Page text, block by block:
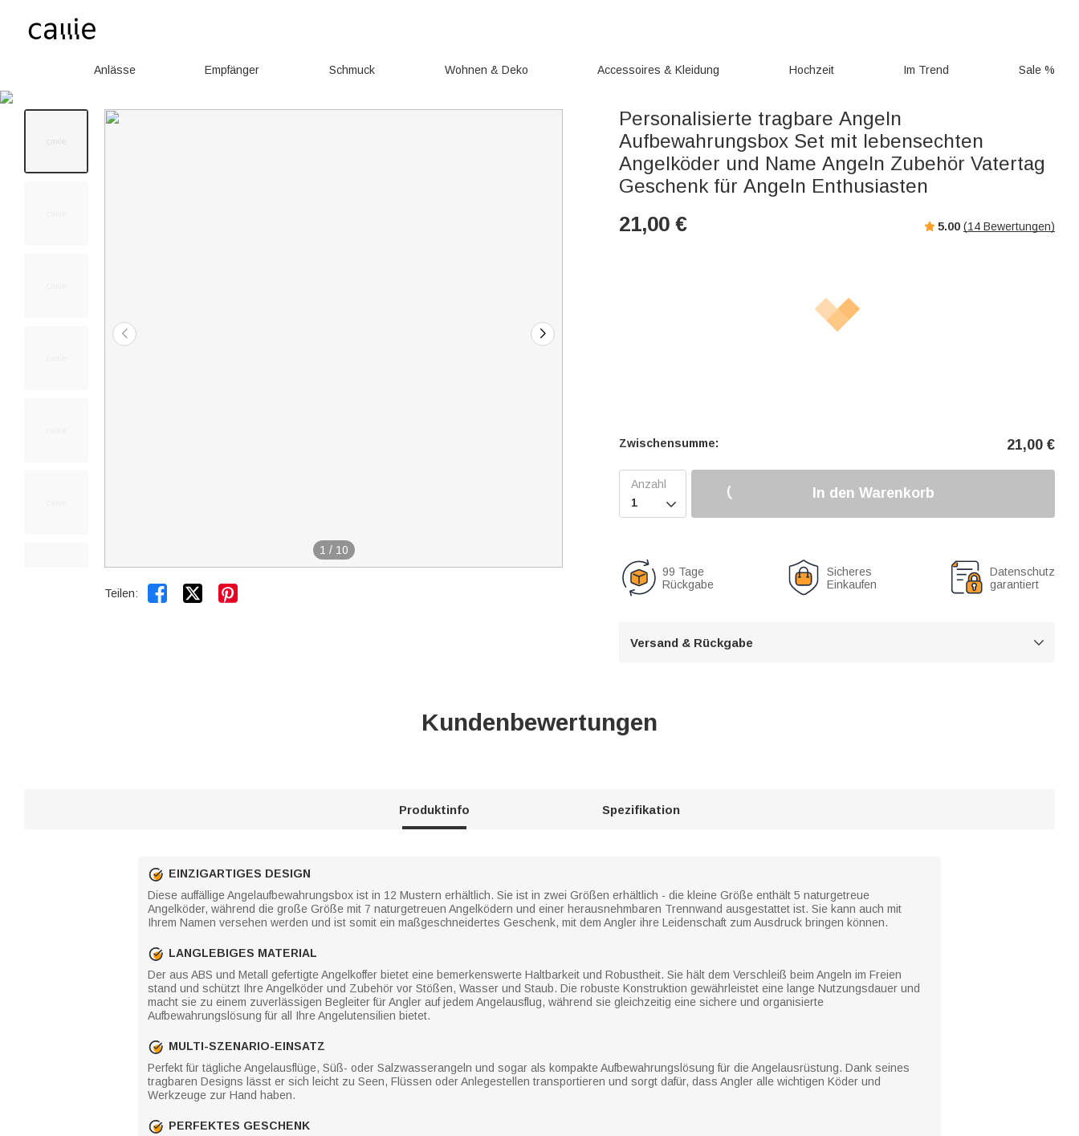
Anlässe Empfänger Schmuck Wohnen & Deko Accessoires & Kleidung Hochzeit Im Trend Sale %
1 / 10
Teilen:  
Personalisierte tragbare Angeln
Aufbewahrungsbox Set mit lebensechten
Angelköder und Name Angeln Zubehör Vatertag
Geschenk für Angeln Enthusiasten
21,00 € 5.00 (14 Bewertungen)
Zwischensumme: 21,00 €

In den Warenkorb
99 Tage
Rückgabe
Sicheres
Einkaufen
Datenschutz
garantiert
Versand & Rückgabe 
Kundenbewertungen
Produktinfo Spezifikation
EINZIGARTIGES DESIGN
Diese auffällige Angelaufbewahrungsbox ist in 12 Mustern erhältlich. Sie ist in zwei Größen erhältlich - die kleine Größe enthält 5 naturgetreue
Angelköder, während die große Größe mit 7 naturgetreuen Angelködern und einer herausnehmbaren Trennwand ausgestattet ist. Sie kann auch mit
Ihrem Namen versehen werden und ist somit ein maßgeschneidertes Geschenk, mit dem Angler ihre Leidenschaft zum Ausdruck bringen können.
LANGLEBIGES MATERIAL
Der aus ABS und Metall gefertigte Angelkoffer bietet eine bemerkenswerte Haltbarkeit und Robustheit. Sie hält dem Verschleiß beim Angeln im Freien
stand und schützt Ihre Angelköder und Zubehör vor Stößen, Wasser und Staub. Die robuste Konstruktion gewährleistet eine lange Nutzungsdauer und
macht sie zu einem zuverlässigen Begleiter für Angler auf jedem Angelausflug, während sie gleichzeitig eine sichere und organisierte
Aufbewahrungslösung für all Ihre Angelutensilien bietet.
MULTI-SZENARIO-EINSATZ
Perfekt für tägliche Angelausflüge, Süß- oder Salzwasserangeln und sogar als kompakte Aufbewahrungslösung für die Angelausrüstung. Dank seines
tragbaren Designs lässt er sich leicht zu Seen, Flüssen oder Anlegestellen transportieren und sorgt dafür, dass Angler alle wichtigen Köder und
Werkzeuge zur Hand haben.
PERFEKTES GESCHENK